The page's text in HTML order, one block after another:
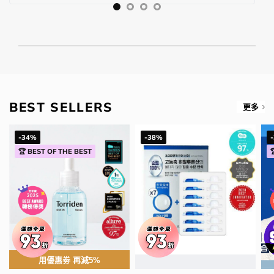
BEST SELLERS 更多
-34%
🏆 BEST OF THE BEST
用優惠劵 再減5%
-38%